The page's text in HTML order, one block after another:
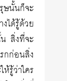
ษนั้นก็จะ
ได้รู้ด้วย
สิ่งที่จะ
กก่อนสิ่ง
รู้ว่าใคร